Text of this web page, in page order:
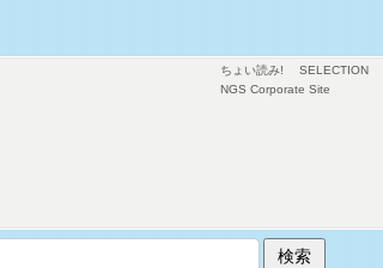
ちょい読み! SELECTION
NGS Corporate Site